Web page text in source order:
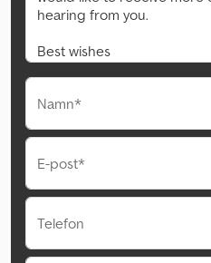
Namn*
E-post*
Telefon